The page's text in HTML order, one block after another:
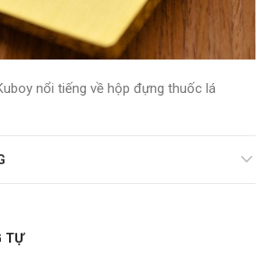
nổi tiếng về hộp đựng thuốc lá
TỰ